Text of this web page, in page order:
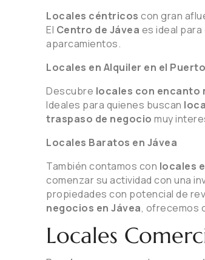
Locales céntricos con gran
El Centro de Jávea es ideal
aparcamientos.
Locales en Alquiler en el
Descubre locales con encanto
Ideales para quienes buscan
traspaso de negocio muy
Locales Baratos en Jávea
También contamos con locales
comenzar su actividad con una
propiedades con potencial de
negocios en Jávea, ofrecemos
Locales